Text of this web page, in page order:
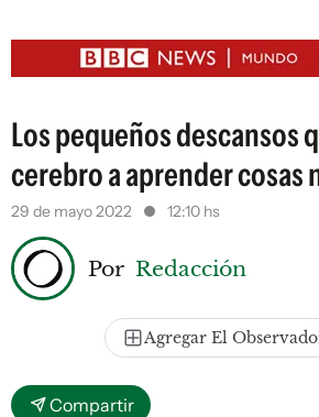
ESTADOS UNIDOS
Los pequeños descansos
cerebro a aprender cosas
29 de mayo 2022 12:10 hs
Por Redacción
Agregar El
Compartir